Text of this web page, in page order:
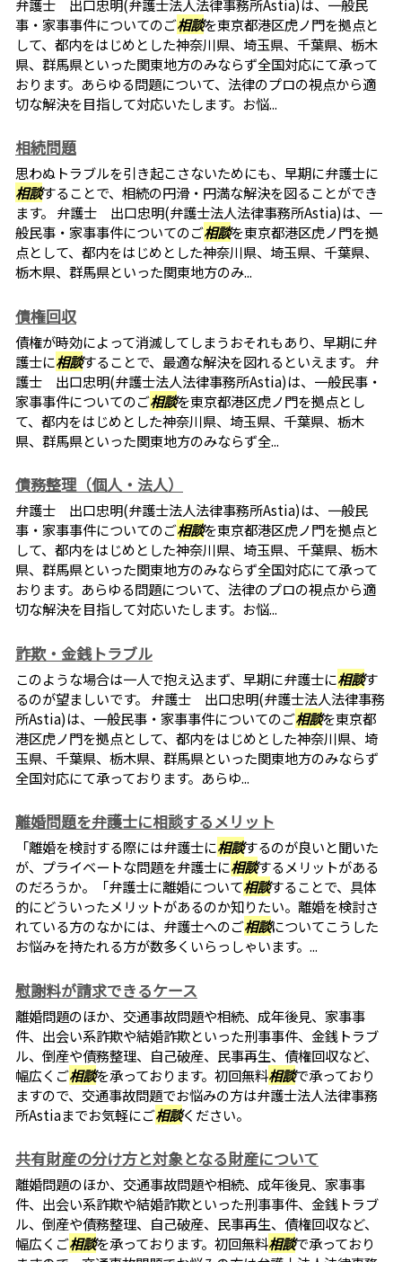
弁護士 出口忠明(弁護士法人法律事務所Astia)は、一般民
事・家事事件についてのご相談を東京都港区虎ノ門を拠点と
して、都内をはじめとした神奈川県、埼玉県、千葉県、栃木
県、群馬県といった関東地方のみならず全国対応にて承って
おります。あらゆる問題について、法律のプロの視点から適
切な解決を目指して対応いたします。お悩...
相続問題
思わぬトラブルを引き起こさないためにも、早期に弁護士に
相談することで、相続の円滑・円満な解決を図ることができ
ます。 弁護士 出口忠明(弁護士法人法律事務所Astia)は、一
般民事・家事事件についてのご相談を東京都港区虎ノ門を拠
点として、都内をはじめとした神奈川県、埼玉県、千葉県、
栃木県、群馬県といった関東地方のみ...
債権回収
債権が時効によって消滅してしまうおそれもあり、早期に弁
護士に相談することで、最適な解決を図れるといえます。 弁
護士 出口忠明(弁護士法人法律事務所Astia)は、一般民事・
家事事件についてのご相談を東京都港区虎ノ門を拠点とし
て、都内をはじめとした神奈川県、埼玉県、千葉県、栃木
県、群馬県といった関東地方のみならず全...
債務整理（個人・法人）
弁護士 出口忠明(弁護士法人法律事務所Astia)は、一般民
事・家事事件についてのご相談を東京都港区虎ノ門を拠点と
して、都内をはじめとした神奈川県、埼玉県、千葉県、栃木
県、群馬県といった関東地方のみならず全国対応にて承って
おります。あらゆる問題について、法律のプロの視点から適
切な解決を目指して対応いたします。お悩...
詐欺・金銭トラブル
このような場合は一人で抱え込まず、早期に弁護士に相談す
るのが望ましいです。 弁護士 出口忠明(弁護士法人法律事務
所Astia)は、一般民事・家事事件についてのご相談を東京都
港区虎ノ門を拠点として、都内をはじめとした神奈川県、埼
玉県、千葉県、栃木県、群馬県といった関東地方のみならず
全国対応にて承っております。あらゆ...
離婚問題を弁護士に相談するメリット
「離婚を検討する際には弁護士に相談するのが良いと聞いた
が、プライベートな問題を弁護士に相談するメリットがある
のだろうか。「弁護士に離婚について相談することで、具体
的にどういったメリットがあるのか知りたい。離婚を検討さ
れている方のなかには、弁護士へのご相談についてこうした
お悩みを持たれる方が数多くいらっしゃいます。...
慰謝料が請求できるケース
離婚問題のほか、交通事故問題や相続、成年後見、家事事
件、出会い系詐欺や結婚詐欺といった刑事事件、金銭トラブ
ル、倒産や債務整理、自己破産、民事再生、債権回収など、
幅広くご相談を承っております。初回無料相談で承っており
ますので、交通事故問題でお悩みの方は弁護士法人法律事務
所Astiaまでお気軽にご相談ください。
共有財産の分け方と対象となる財産について
離婚問題のほか、交通事故問題や相続、成年後見、家事事
件、出会い系詐欺や結婚詐欺といった刑事事件、金銭トラブ
ル、倒産や債務整理、自己破産、民事再生、債権回収など、
幅広くご相談を承っております。初回無料相談で承っており